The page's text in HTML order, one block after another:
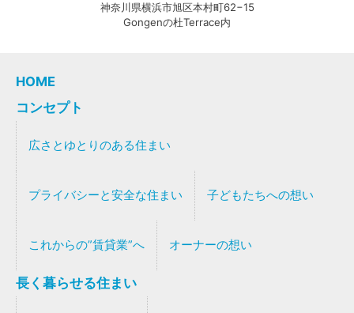
神奈川県横浜市旭区本村町62−15
Gongenの杜Terrace内
HOME
コンセプト
広さとゆとりのある住まい
プライバシーと安全な住まい 子どもたちへの想い
これからの”賃貸業”へ オーナーの想い
長く暮らせる住まい